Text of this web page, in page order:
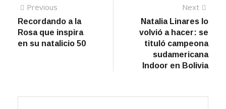
Navegación
de
entradas
Previous
post:
Recordando a la
Rosa que inspira
en su natalicio 50
Next
post:
Natalia Linares lo
volvió a hacer: se
tituló campeona
sudamericana
Indoor en Bolivia